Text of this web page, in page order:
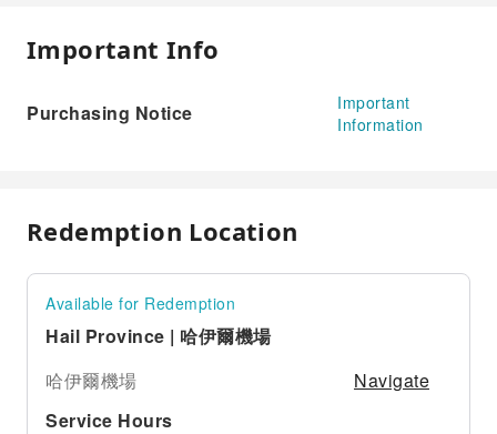
Important Info
Purchasing Notice
Important
Information
Redemption Location
Available for Redemption
Hail Province | 哈伊爾機場
哈伊爾機場
Navigate
Service Hours